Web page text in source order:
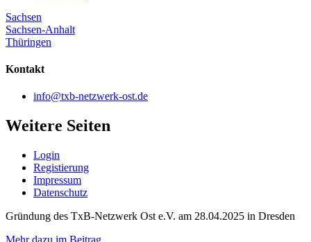
Sachsen
Sachsen-Anhalt
Thüringen
Kontakt
info@txb-netzwerk-ost.de
Weitere Seiten
Login
Registierung
Impressum
Datenschutz
Gründung des TxB-Netzwerk Ost e.V. am 28.04.2025 in Dresden